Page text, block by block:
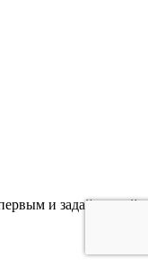
и задайте свой